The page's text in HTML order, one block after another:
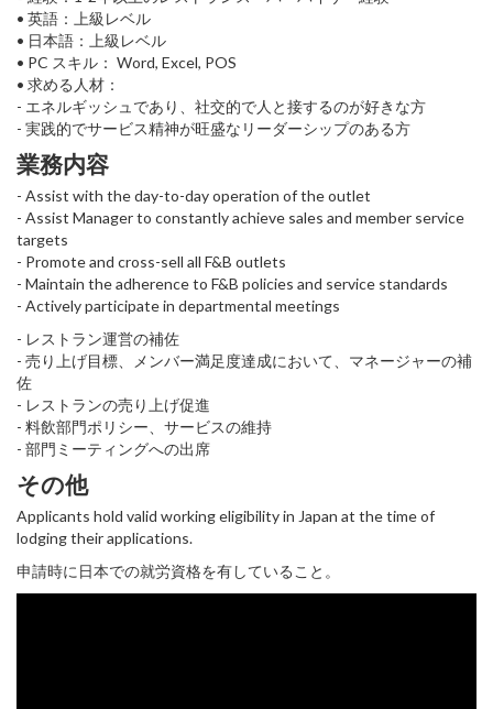
• 英語：上級レベル
• 日本語：上級レベル
• PC スキル： Word, Excel, POS
• 求める人材：
- エネルギッシュであり、社交的で人と接するのが好きな方
- 実践的でサービス精神が旺盛なリーダーシップのある方
業務内容
- Assist with the day-to-day operation of the outlet
- Assist Manager to constantly achieve sales and member service
targets
- Promote and cross-sell all F&B outlets
- Maintain the adherence to F&B policies and service standards
- Actively participate in departmental meetings
- レストラン運営の補佐
- 売り上げ目標、メンバー満足度達成において、マネージャーの補
佐
- レストランの売り上げ促進
- 料飲部門ポリシー、サービスの維持
- 部門ミーティングへの出席
その他
Applicants hold valid working eligibility in Japan at the time of
lodging their applications.
申請時に日本での就労資格を有していること。